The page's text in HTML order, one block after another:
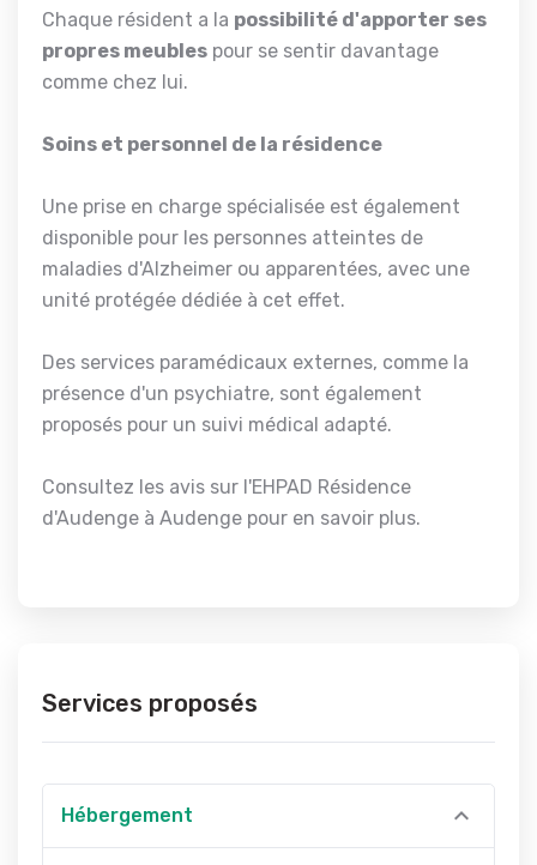
Chaque résident a la possibilité d'apporter ses
propres meubles pour se sentir davantage
comme chez lui.
Soins et personnel de la résidence
Une prise en charge spécialisée est également
disponible pour les personnes atteintes de
maladies d'Alzheimer ou apparentées, avec une
unité protégée dédiée à cet effet.
Des services paramédicaux externes, comme la
présence d'un psychiatre, sont également
proposés pour un suivi médical adapté.
Consultez les avis sur l'EHPAD Résidence
d'Audenge à Audenge pour en savoir plus.
Services proposés
Hébergement